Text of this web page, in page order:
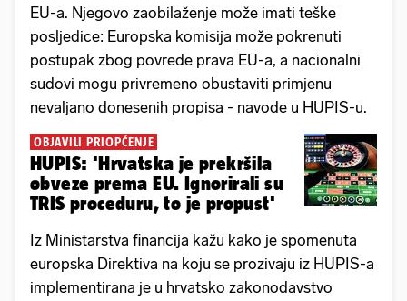
EU-a. Njegovo zaobilaženje može imati teške
posljedice: Europska komisija može pokrenuti
postupak zbog povrede prava EU-a, a nacionalni
sudovi mogu privremeno obustaviti primjenu
nevaljano donesenih propisa - navode u HUPIS-u.
OBJAVILI PRIOPĆENJE
HUPIS: 'Hrvatska je prekršila
obveze prema EU. Ignorirali su
TRIS proceduru, to je propust'
Iz Ministarstva financija kažu kako je spomenuta
europska Direktiva na koju se prozivaju iz HUPIS-a
implementirana je u hrvatsko zakonodavstvo